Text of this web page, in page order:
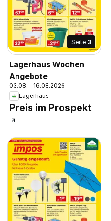
Seite 3
Lagerhaus Wochen
Angebote
03.08. - 16.08.2026
Lagerhaus
Preis im Prospekt